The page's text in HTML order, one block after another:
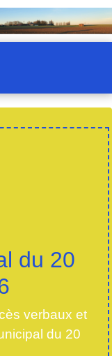
du 20
verbaux et
du 20